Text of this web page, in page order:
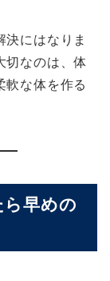
にはなりま
切なのは、体
軟な体を作る
早めの